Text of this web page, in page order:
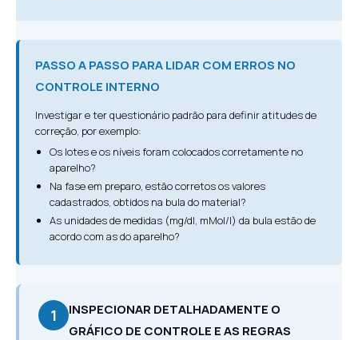
PASSO A PASSO PARA LIDAR COM ERROS NO
CONTROLE INTERNO
Investigar e ter questionário padrão para definir atitudes de
correção, por exemplo:
Os lotes e os níveis foram colocados corretamente no
aparelho?
Na fase em preparo, estão corretos os valores
cadastrados, obtidos na bula do material?
As unidades de medidas (mg/dl, mMol/l) da bula estão de
acordo com as do aparelho?
1
INSPECIONAR DETALHADAMENTE O
GRÁFICO DE CONTROLE E AS REGRAS